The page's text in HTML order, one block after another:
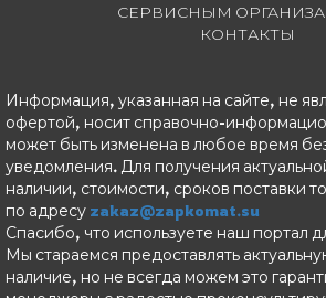
СЕРВИСНЫМ
КОНТАКТЫ
Информация, указанная на сайте, не
офертой, носит справочно-
может быть изменена в любое время
уведомления. Для получения
наличии, стоимости, сроков поставки
по адресу zakaz@zapkomat.su
Спасибо, что используете наш портал
Мы стараемся предоставлять
наличие, но не всегда можем это